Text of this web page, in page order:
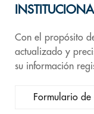
Con el propósito
actualizado y
su información
Formulario